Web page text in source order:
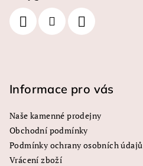
Informace pro vás
Naše kamenné prodejny
Obchodní podmínky
Podmínky ochrany osobních údajů
Vrácení zboží